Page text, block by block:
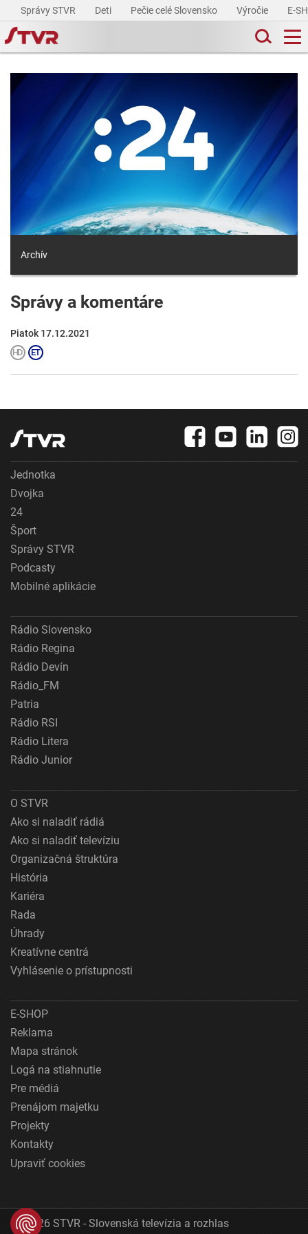
Správy STVR Deti Pečie celé Slovensko Výročie E-
Archív
Správy a komentáre
Piatok 17.12.2021
Jednotka
Dvojka
24
Šport
Správy STVR
Podcasty
Mobilné aplikácie
Rádio Slovensko
Rádio Regina
Rádio Devín
Rádio_FM
Patria
Rádio RSI
Rádio Litera
Rádio Junior
O STVR
Ako si naladiť rádiá
Ako si naladiť televíziu
Organizačná štruktúra
História
Kariéra
Rada
Úhrady
Kreatívne centrá
Vyhlásenie o prístupnosti
E-SHOP
Reklama
Mapa stránok
Logá na stiahnutie
Pre médiá
Prenájom majetku
Projekty
Kontakty
Upraviť cookies
© 2026 STVR - Slovenská televízia a rozhlas